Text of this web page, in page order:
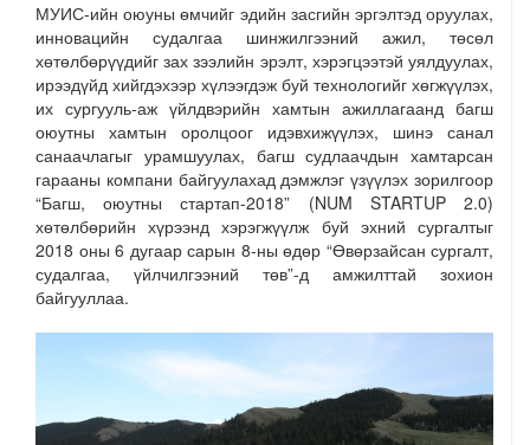
МУИС-ийн оюуны өмчийг эдийн засгийн эргэлтэд оруулах,
инновацийн судалгаа шинжилгээний ажил, төсөл
хөтөлбөрүүдийг зах зээлийн эрэлт, хэрэгцээтэй уялдуулах,
ирээдүйд хийгдэхээр хүлээгдэж буй технологийг хөгжүүлэх,
их сургууль-аж үйлдвэрийн хамтын ажиллагаанд багш
оюутны хамтын оролцоог идэвхижүүлэх, шинэ санал
санаачлагыг урамшуулах, багш судлаачдын хамтарсан
гарааны компани байгуулахад дэмжлэг үзүүлэх зорилгоор
“Багш, оюутны стартап-2018” (NUM STARTUP 2.0)
хөтөлбөрийн хүрээнд хэрэгжүүлж буй эхний сургалтыг
2018 оны 6 дугаар сарын 8-ны өдөр “Өвөрзайсан сургалт,
судалгаа, үйлчилгээний төв”-д амжилттай зохион
байгууллаа.